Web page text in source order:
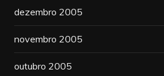
dezembro 2005
novembro 2005
outubro 2005